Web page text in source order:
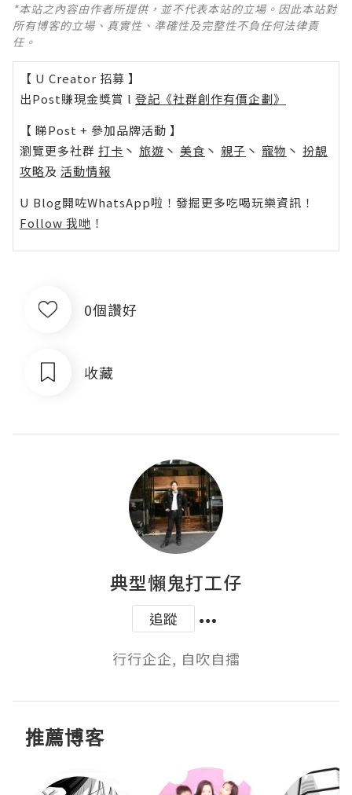
*本站之內容由作者所提供，並不代表本站的立場。因此本站對
所有博客的立場、真實性、準確性及完整性不負任何法律責
任。
【 U Creator 招募 】
出Post賺現金獎賞 l 登記《社群創作有價企劃》
【 睇Post + 參加品牌活動 】
瀏覽更多社群 打卡 丶 旅遊 丶 美食 丶 親子 丶 寵物 丶 扮靚
攻略及 活動情報
U Blog開咗WhatsApp啦！發掘更多吃喝玩樂資訊！
Follow 我哋 ！
0個讚好
收藏
典型懶鬼打工仔
追蹤
行行企企, 自吹自擂
推薦博客